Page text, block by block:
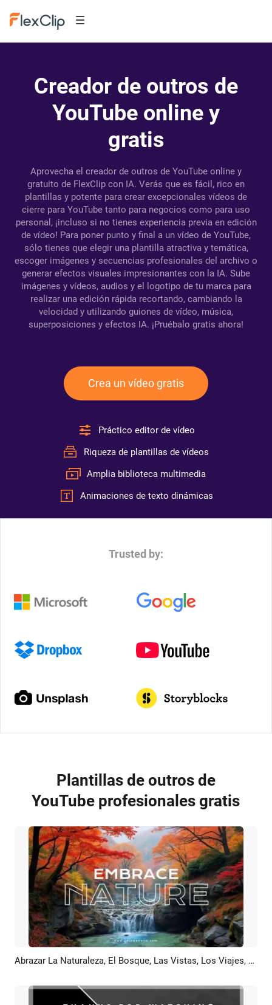
Creador de outros de
YouTube online y
gratis
Aprovecha el creador de outros de YouTube online y
gratuito de FlexClip con IA. Verás que es fácil, rico en
plantillas y potente para crear excepcionales vídeos de
cierre para YouTube tanto para negocios como para uso
personal, ¡incluso si no tienes experiencia previa en edición
de vídeo! Para poner punto y final a un vídeo de YouTube,
sólo tienes que elegir una plantilla atractiva y temática,
escoger imágenes y secuencias profesionales del archivo o
generar efectos visuales impresionantes con la IA. Sube
imágenes y vídeos, audios y el logotipo de tu marca para
realizar una edición rápida recortando, cambiando la
velocidad y utilizando guiones de vídeo, música,
superposiciones y efectos IA. ¡Pruébalo gratis ahora!
Crea un vídeo gratis
Práctico editor de vídeo
Riqueza de plantillas de vídeos
Amplia biblioteca multimedia
Animaciones de texto dinámicas
Trusted by:
Plantillas de outros de
YouTube profesionales gratis
Previsualizar Crear IA Abrazar La Naturaleza, El Bosque, Las Vistas, Los Viajes, El Río, El Ruido Blanco, El Canal De YouTube, La Introducción Y El Final